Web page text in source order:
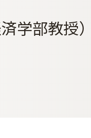
学部教授